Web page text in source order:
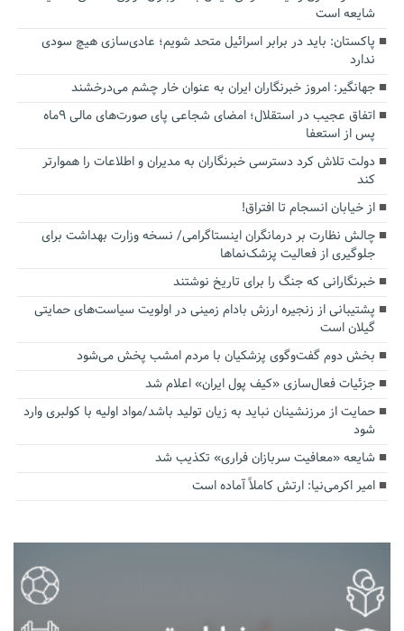
شایعه است
پاکستان: باید در برابر اسرائیل متحد شویم؛ عادی‌سازی هیچ سودی
ندارد
جهانگیر: امروز خبرنگاران ایران به عنوان خار چشم می‌درخشند
اتفاق عجیب در استقلال؛ امضای شجاعی پای صورت‌های مالی ٩ماه
پس از استعفا
دولت تلاش کرد دسترسی خبرنگاران به مدیران و اطلاعات را هموارتر
کند
از خیابان انسجام تا افتراق!
چالش نظارت بر درمانگران اینستاگرامی/ نسخه وزارت بهداشت برای
جلوگیری از فعالیت پزشک‌نماها
خبرنگارانی که جنگ را برای تاریخ نوشتند
پشتیبانی از زنجیره ارزش بادام زمینی در اولویت سیاست‌های حمایتی
گیلان است
بخش دوم گفت‌وگوی پزشکیان با مردم امشب پخش می‌شود
جزئیات فعال‌سازی «کیف پول ایران» اعلام شد
حمایت از مرزنشینان نباید به زیان تولید باشد/مواد اولیه با کولبری وارد
شود
شایعه «معافیت سربازان فراری» تکذیب شد
امیر اکرمی‌نیا: ارتش کاملاً آماده است